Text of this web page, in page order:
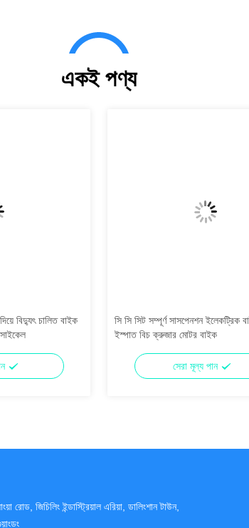
একই পণ্য
বিদ্যুৎ চালিত বাইক
সি সি সিট সম্পূর্ণ সাসপেনশন ইলেকট্রিক
ইস্পাত বিচ ক্রুজার মোটর বাইক
সেরা মূল্য পান
রোড, জিচিলিং ইন্ডাস্ট্রিয়াল এরিয়া, ডালিংশান টাউন,